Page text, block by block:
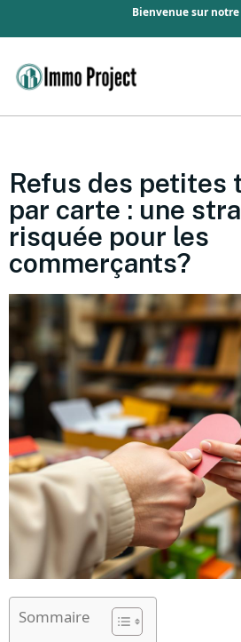
Bienvenue sur
Refus des petites
par carte : une
risquée pour les
commerçants?
Sommaire